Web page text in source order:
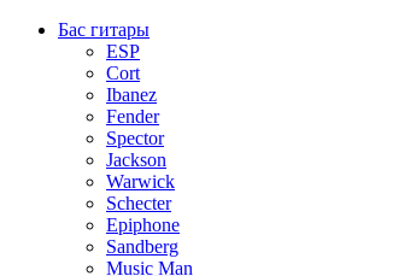
Бас гитары
ESP
Cort
Ibanez
Fender
Spector
Jackson
Warwick
Schecter
Epiphone
Sandberg
Music Man